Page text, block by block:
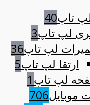
تاپ40
لپ تاپ3
لپ تاپ36
ارتقا لپ تاپ5
لپ تاپ1
موبایل706